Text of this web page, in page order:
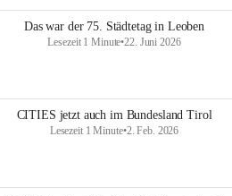
Das war der 75. Städtetag in Leoben
Lesezeit 1 Minute•22. Juni 2026
CITIES jetzt auch im Bundesland Tirol
Lesezeit 1 Minute•2. Feb. 2026